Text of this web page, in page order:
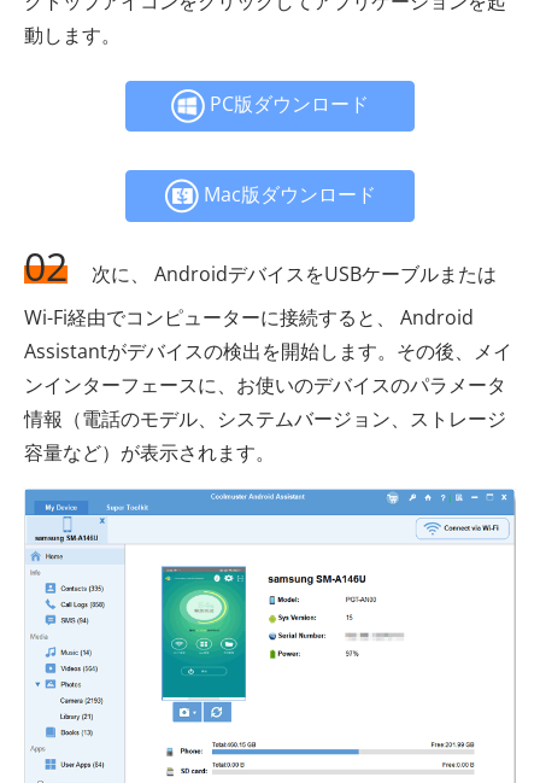
動します。
PC版ダウンロード
Mac版ダウンロード
02
次に、 AndroidデバイスをUSBケーブルまたは
Wi-Fi経由でコンピューターに接続すると、 Android
Assistantがデバイスの検出を開始します。その後、メイ
ンインターフェースに、お使いのデバイスのパラメータ
情報（電話のモデル、システムバージョン、ストレージ
容量など）が表示されます。